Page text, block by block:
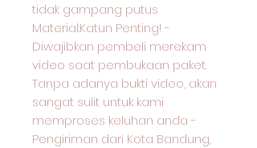
tidak gampang putus
Material:Katun Penting! -
Diwajibkan pembeli merekam
video saat pembukaan paket.
Tanpa adanya bukti video, akan
sangat sulit untuk kami
memproses keluhan anda -
Pengiriman dari Kota Bandung,